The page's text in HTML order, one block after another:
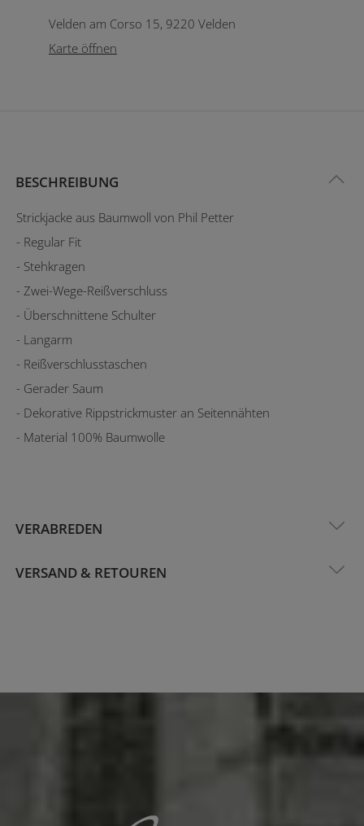
Velden am Corso 15, 9220 Velden
Karte öffnen
BESCHREIBUNG
Strickjacke aus Baumwoll von Phil Petter
- Regular Fit
- Stehkragen
- Zwei-Wege-Reißverschluss
- Überschnittene Schulter
- Langarm
- Reißverschlusstaschen
- Gerader Saum
- Dekorative Rippstrickmuster an Seitennähten
- Material 100% Baumwolle
VERABREDEN
VERSAND & RETOUREN